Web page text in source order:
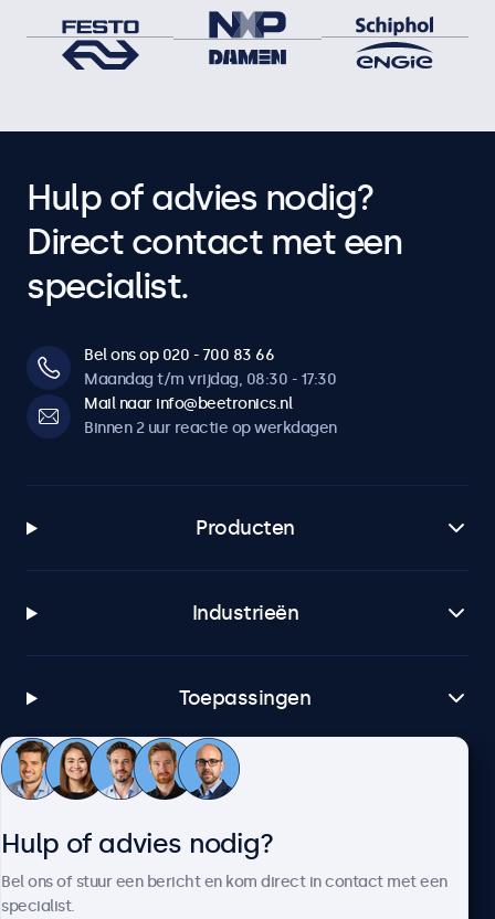
Hulp of advies nodig?
Direct contact met een
specialist.
Bel ons op 020 - 700 83 66
Maandag t/m vrijdag, 08:30 - 17:30
Mail naar info@beetronics.nl
Binnen 2 uur reactie op werkdagen
Producten
Industrieën
Toepassingen
Klantenservice
Hulp of advies nodig?
Bel ons of stuur een bericht en kom direct in contact met een
specialist.